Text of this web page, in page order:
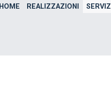
HOME REALIZZAZIONI SERVIZI